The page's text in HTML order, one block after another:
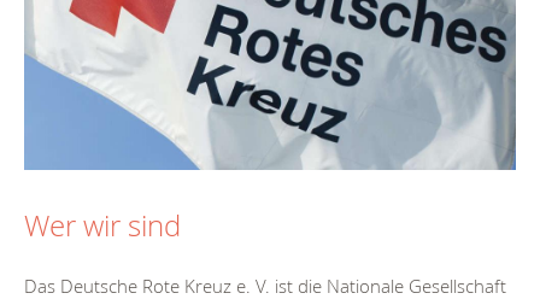
Wer wir sind
Das Deutsche Rote Kreuz e. V. ist die Nationale Gesellschaft